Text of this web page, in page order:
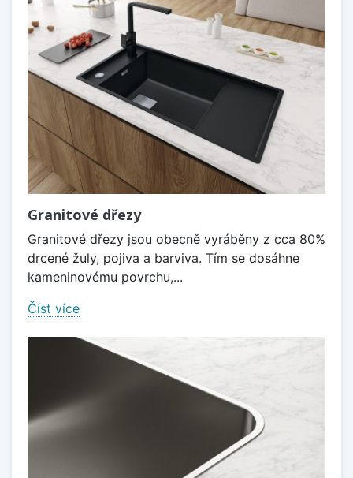
Granitové dřezy
Granitové dřezy jsou obecně vyráběny z cca 80%
drcené žuly, pojiva a barviva. Tím se dosáhne
kameninovému povrchu,...
Číst více